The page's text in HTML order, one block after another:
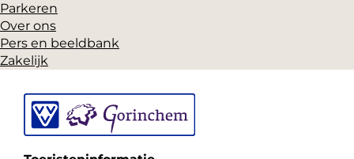
Parkeren
Over ons
Pers en beeldbank
Zakelijk